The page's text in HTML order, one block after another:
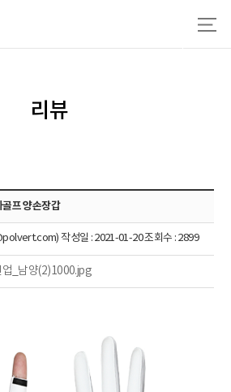
리뷰
프 양손장갑
작성일 : 2021-01-20 조회수 : 2899
업_남양(2)1000.jpg